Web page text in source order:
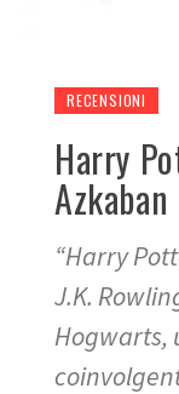
RECENSIONI
Harry
Azkaban
“Harry
J.K.
Hogwarts,